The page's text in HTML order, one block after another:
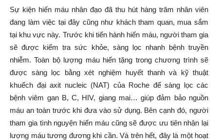
Sự kiện hiến máu nhân đạo đã thu hút hàng trăm nhân viên
đang làm việc tại đây cũng như khách tham quan, mua sắm
tại khu vực này. Trước khi tiến hành hiến máu, người tham gia
sẽ được kiểm tra sức khỏe, sàng lọc nhanh bệnh truyền
nhiễm. Toàn bộ lượng máu hiến tặng trong chương trình sẽ
được sàng lọc bằng xét nghiệm huyết thanh và kỹ thuật
khuếch đại axit nucleic (NAT) của Roche để sàng lọc các
bệnh viêm gan B, C, HIV, giang mai… giúp đảm bảo nguồn
máu an toàn trước khi đưa vào sử dụng. Bên cạnh đó, người
tham gia tình nguyện hiến máu cũng sẽ được ưu tiên nhận lại
lượng máu tương đương khi cần. Và trên hết, đây là một hoạt